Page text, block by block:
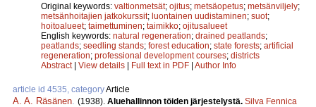
Original keywords: valtionmetsät; ojitus; metsäopetus; metsänviljely;
metsänhoitajien jatkokurssit; luontainen uudistaminen; suot;
hoitoalueet; taimettuminen; taimikko; ojitusalueet
English keywords: natural regeneration; drained peatlands;
peatlands; seedling stands; forest education; state forests; artificial
regeneration; professional development courses; districts
Abstract| View details | Full text in PDF | Author Info
article id 4535, categoryArticle
A. A. Räsänen (1938). Aluehallinnon töiden järjestelystä. Silva Fennica